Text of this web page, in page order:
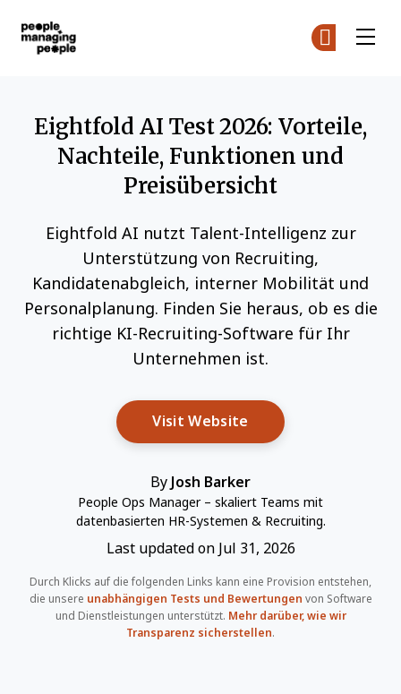
Eightfold AI Test 2026: Vorteile,
Nachteile, Funktionen und
Preisübersicht
Eightfold AI nutzt Talent-Intelligenz zur
Unterstützung von Recruiting,
Kandidatenabgleich, interner Mobilität und
Personalplanung. Finden Sie heraus, ob es die
richtige KI-Recruiting-Software für Ihr
Unternehmen ist.
Visit Website Opens New Window
By Josh Barker
People Ops Manager – skaliert Teams mit
datenbasierten HR-Systemen & Recruiting.
Last updated on Jul 31, 2026
Durch Klicks auf die folgenden Links kann eine Provision entstehen,
die unsere unabhängigen Tests und Bewertungen von Software
und Dienstleistungen unterstützt. Mehr darüber, wie wir
Transparenz sicherstellen.